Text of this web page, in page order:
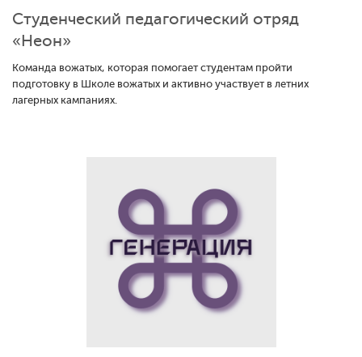
Студенческий педагогический отряд
«Неон»
Команда вожатых, которая помогает студентам пройти
подготовку в Школе вожатых и активно участвует в летних
лагерных кампаниях.